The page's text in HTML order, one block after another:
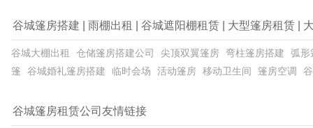
谷城篷房搭建 雨棚出租 谷城遮阳棚租赁| 大型篷房租赁|
谷城大棚出租 仓储篷房搭建公司 尖顶双翼篷房 弯柱篷房搭建
弧形
篷
谷城婚礼篷房搭建 临时会场 活动篷房 移动卫生间 篷房空调
谷城篷房租赁公司友情链接